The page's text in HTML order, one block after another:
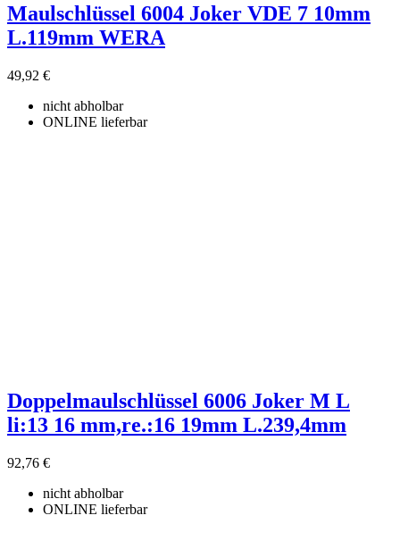
Zubehör Verkauf 5
Produkte zeigen15
Maulschlüssel 6004 Joker VDE 7 10mm
L.119mm WERA
49,92 €
nicht abholbar
ONLINE lieferbar
Doppelmaulschlüssel 6006 Joker M L
li:13 16 mm,re.:16 19mm L.239,4mm
92,76 €
nicht abholbar
ONLINE lieferbar